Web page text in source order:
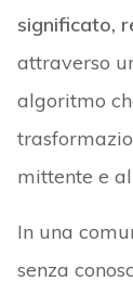
significato,
attraverso
algoritmo
mittente e
In una
senza